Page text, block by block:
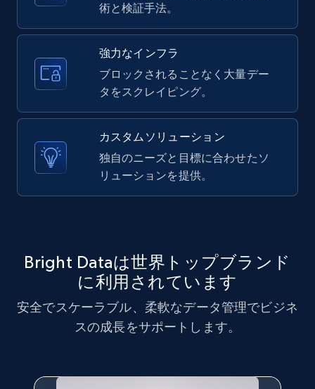
ID, User posted, Name, Description, Date
10.3K+ 1.2K+
X (formerly Twitter) - Posts - Collecting
Twitter posts URLs
ID, User posted, Name, Description, Date
X (formerly Twitter) - Posts - Getting x
posts by array of profiles
ID, User posted, Name, Description, Date
術と検証手法。
強力なインフラ
ブロックされることなく大量デー
タをスクレイピング。
カスタムソリューション
独自のニーズと目標に合わせたソ
リューションを提供。
Bright Dataは世界トップブランド
に利用されています
安全でスケーラブル、柔軟なデータ管理でビジネ
スの成長をサポートします。